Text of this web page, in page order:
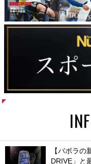
【バボラ
DRIVE」と